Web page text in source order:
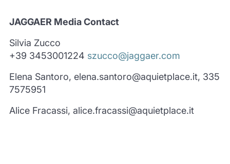
JAGGAER Media Contact
Silvia Zucco
+39 3453001224 szucco@jaggaer.com
Elena Santoro, elena.santoro@aquietplace.it, 335
7575951
Alice Fracassi, alice.fracassi@aquietplace.it